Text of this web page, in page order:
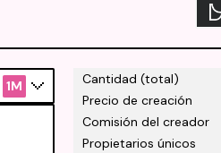
Cantidad (total)
Precio de creación
Comisión del creador
Propietarios únicos
1M